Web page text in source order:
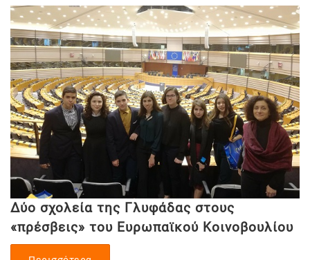
Δύο σχολεία της Γλυφάδας στους
«πρέσβεις» του Ευρωπαϊκού Κοινοβουλίου